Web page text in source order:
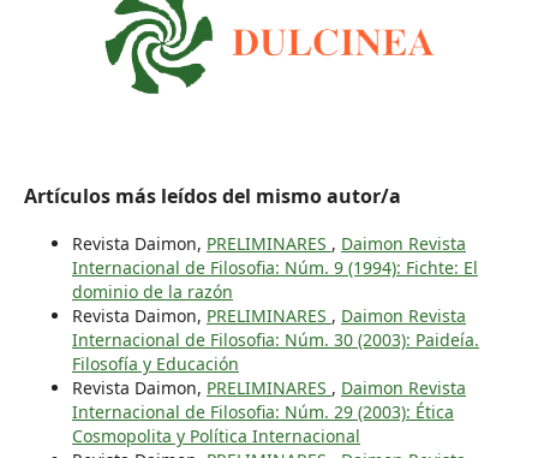
Artículos más leídos del mismo autor/a
Revista Daimon, PRELIMINARES , Daimon Revista
Internacional de Filosofia: Núm. 9 (1994): Fichte: El
dominio de la razón
Revista Daimon, PRELIMINARES , Daimon Revista
Internacional de Filosofia: Núm. 30 (2003): Paideía.
Filosofía y Educación
Revista Daimon, PRELIMINARES , Daimon Revista
Internacional de Filosofia: Núm. 29 (2003): Ética
Cosmopolita y Política Internacional